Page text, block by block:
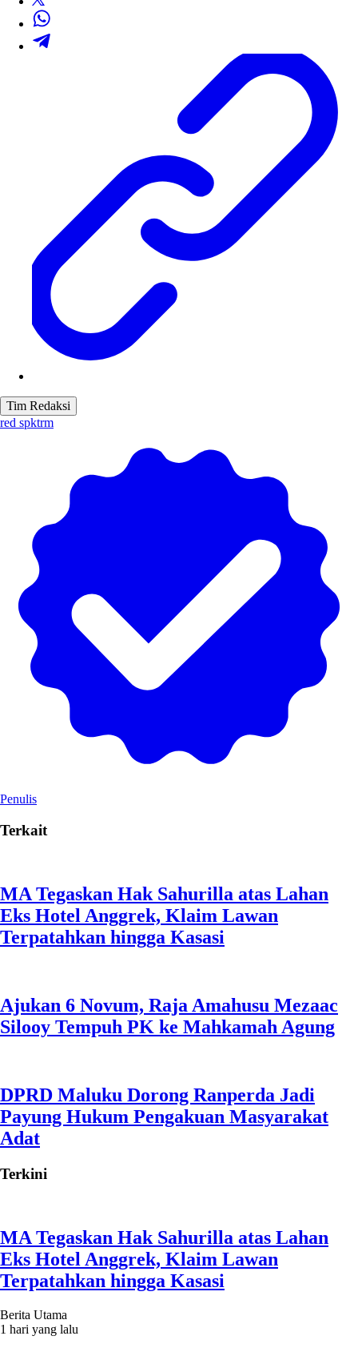
Tim Redaksi
red spktrm
Penulis
Terkait
MA Tegaskan Hak Sahurilla atas Lahan
Eks Hotel Anggrek, Klaim Lawan
Terpatahkan hingga Kasasi
Ajukan 6 Novum, Raja Amahusu Mezaac
Silooy Tempuh PK ke Mahkamah Agung
DPRD Maluku Dorong Ranperda Jadi
Payung Hukum Pengakuan Masyarakat
Adat
Terkini
MA Tegaskan Hak Sahurilla atas Lahan
Eks Hotel Anggrek, Klaim Lawan
Terpatahkan hingga Kasasi
Berita Utama
1 hari yang lalu